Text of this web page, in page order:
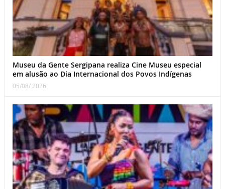
Museu da Gente Sergipana realiza Cine Museu especial
em alusão ao Dia Internacional dos Povos Indígenas
05/08/ 2026